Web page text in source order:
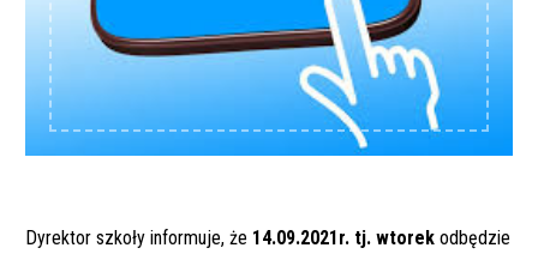
Dyrektor szkoły informuje, że 14.09.2021r. tj. wtorek odbędzie